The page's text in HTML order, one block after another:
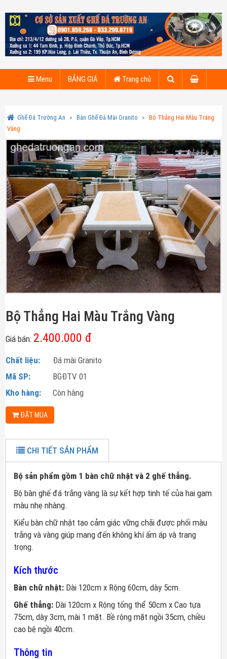
Menu BẢNG GIÁ Trang chủ
Ghế Đá Trường An Bàn Ghế Đá Mài Granito
Bộ Thẳng Hai Màu Trắng
Vàng
Bộ Thẳng Hai Màu Trắng Vàng
Giá bán: 2.400.000 đ
Chất liệu:
Đá mài Granito
Mã SP:
BGĐTV 01
Kho hàng:
Còn hàng
ĐẶT MUA
CHI TIẾT SẢN PHẨM
Bộ sản phẩm gồm 1 bàn chữ nhật và 2 ghế thẳng.
Bộ bàn ghế đá trắng vàng là sự kết hợp tinh tế của hai gam
màu nhẹ nhàng.
Kiểu bàn chữ nhật tạo cảm giác vững chãi được phối màu
trắng và vàng giúp mang đến không khí ấm áp và trang
trọng.
Kích thước
Bàn chữ nhật: Dài 120cm x Rộng 60cm, dày 5cm.
Ghế thẳng: Dài 120cm x Rộng tổng thể 50cm x Cao tựa
75cm, dày 3cm, mài 1 mặt. Bề rộng mặt ngồi 35cm, chiều
cao bệ ngồi 40cm.
Thông tin